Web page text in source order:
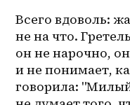
Всего вдоволь:
не на что.
он не нарочно,
и не понимает,
говорила: